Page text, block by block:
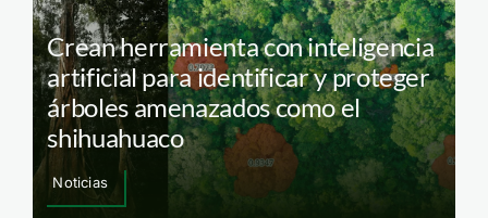
Crean herramienta con inteligencia
artificial para identificar y proteger
árboles amenazados como el
shihuahuaco
Noticias